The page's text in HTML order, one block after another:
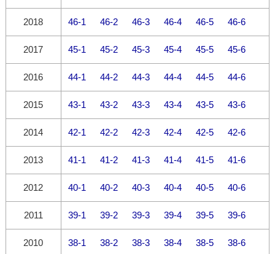
2018 46-1 46-2 46-3 46-4 46-5 46-6
2017 45-1 45-2 45-3 45-4 45-5 45-6
2016 44-1 44-2 44-3 44-4 44-5 44-6
2015 43-1 43-2 43-3 43-4 43-5 43-6
2014 42-1 42-2 42-3 42-4 42-5 42-6
2013 41-1 41-2 41-3 41-4 41-5 41-6
2012 40-1 40-2 40-3 40-4 40-5 40-6
2011 39-1 39-2 39-3 39-4 39-5 39-6
2010 38-1 38-2 38-3 38-4 38-5 38-6